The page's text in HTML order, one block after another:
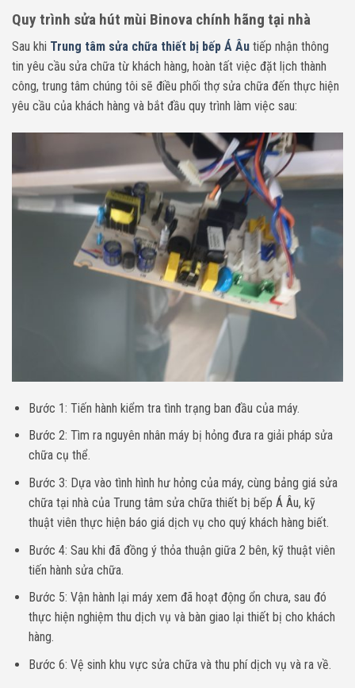
Quy trình sửa hút mùi Binova chính hãng tại nhà
Sau khi Trung tâm sửa chữa thiết bị bếp Á Âu tiếp nhận thông
tin yêu cầu sửa chữa từ khách hàng, hoàn tất việc đặt lịch thành
công, trung tâm chúng tôi sẽ điều phối thợ sửa chữa đến thực hiện
yêu cầu của khách hàng và bắt đầu quy trình làm việc sau:
Bước 1: Tiến hành kiểm tra tình trạng ban đầu của máy.
Bước 2: Tìm ra nguyên nhân máy bị hỏng đưa ra giải pháp sửa
chữa cụ thể.
Bước 3: Dựa vào tình hình hư hỏng của máy, cùng bảng giá sửa
chữa tại nhà của Trung tâm sửa chữa thiết bị bếp Á Âu, kỹ
thuật viên thực hiện báo giá dịch vụ cho quý khách hàng biết.
Bước 4: Sau khi đã đồng ý thỏa thuận giữa 2 bên, kỹ thuật viên
tiến hành sửa chữa.
Bước 5: Vận hành lại máy xem đã hoạt động ổn chưa, sau đó
thực hiện nghiệm thu dịch vụ và bàn giao lại thiết bị cho khách
hàng.
Bước 6: Vệ sinh khu vực sửa chữa và thu phí dịch vụ và ra về.